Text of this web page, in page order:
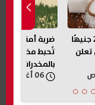
خفض سعر السكر رسميًا إلى 25 جنيهًا
تعلن
تُحبط مخططًا
بالمخدرات في